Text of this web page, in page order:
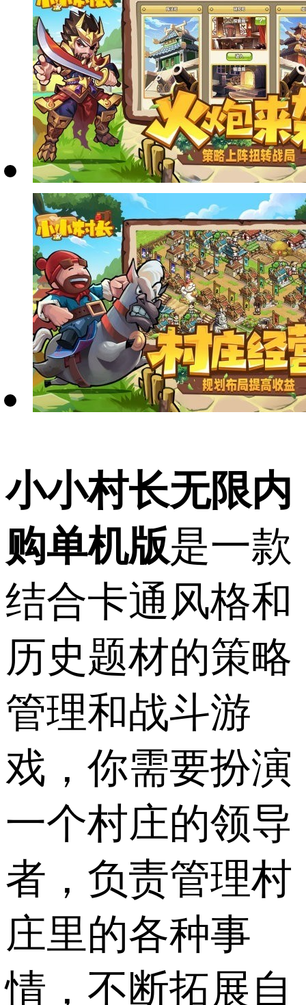
小小村长无限内
购单机版是一款
结合卡通风格和
历史题材的策略
管理和战斗游
戏，你需要扮演
一个村庄的领导
者，负责管理村
庄里的各种事
情，不断拓展自